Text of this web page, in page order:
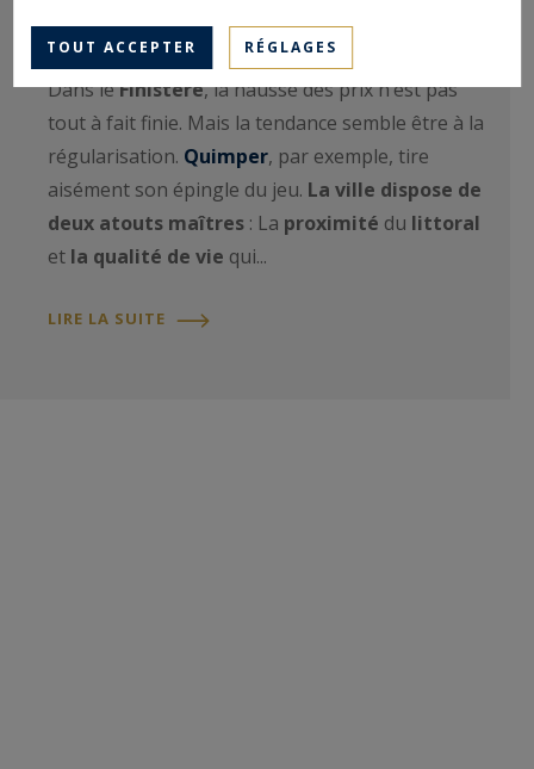
SURCOUF · PUBLIÉ LE 2 OCTOBRE 2022
Dans leFinistère, la hausse des prix n’est pas
tout à fait finie. Mais la tendance semble être à la
régularisation. Quimper, par exemple, tire
aisément son épingle du jeu. La ville dispose de
deux atouts maîtres : La proximité du littoral
et la qualité de vie qui...
LIRE LA SUITE
TOUT ACCEPTER RÉGLAGES